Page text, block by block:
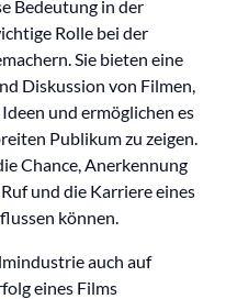
Bedeutung in der
Rolle bei der
Sie bieten eine
Diskussion von Filmen,
und ermöglichen es
Publikum zu zeigen.
Chance, Anerkennung
und die Karriere eines
können.
auch auf
eines Films